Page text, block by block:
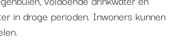
in droge perioden. Inwoners kunnen